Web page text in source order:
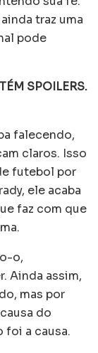
traz uma
pode
SPOILERS.
falecendo,
claros. Isso
futebol por
ele acaba
faz com que
o,
Ainda assim,
mas por
do
foi a causa.